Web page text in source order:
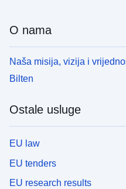
O nama
Naša misija, vizija i
Bilten
Ostale usluge
EU law
EU tenders
EU research results